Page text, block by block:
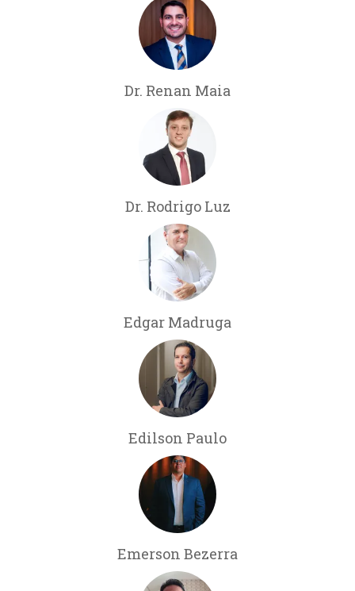
Dr. Renan Maia
Dr. Rodrigo Luz
Edgar Madruga
Edilson Paulo
Emerson Bezerra